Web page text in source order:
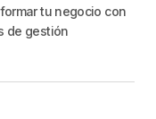
tu negocio con
de gestión